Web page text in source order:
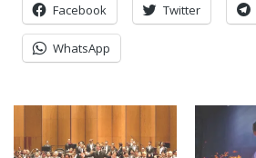
Facebook Twitter
WhatsApp